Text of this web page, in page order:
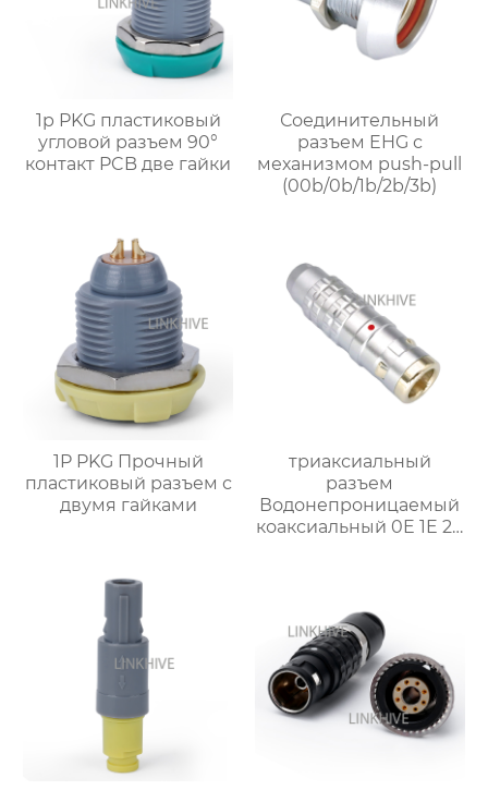
1p PKG пластиковый
угловой разъем 90°
контакт PCB две гайки
Соединительный
разъем EHG с
механизмом push-pull
(00b/0b/1b/2b/3b)
1P PKG Прочный
пластиковый разъем с
двумя гайками
триаксиальный
разъем
Водонепроницаемый
коаксиальный 0E 1E 2E